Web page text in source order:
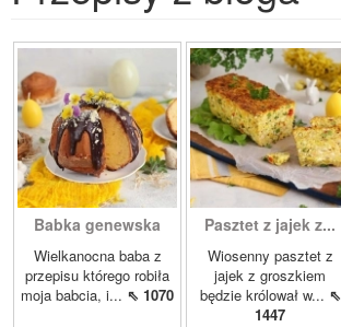
Babka genewska
Wielkanocna baba z
przepisu którego robiła
moja babcia, i... ⇖ 1070
Pasztet z jajek z...
Wiosenny pasztet z
jajek z groszkiem
będzie królował w... ⇖
1447